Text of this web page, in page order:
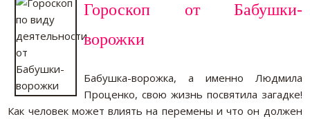
Гороскоп от Бабушки-
ворожки
Бабушка-ворожка, а именно Людмила
Проценко, свою жизнь посвятила загадке!
Как человек может влиять на перемены и что он должен